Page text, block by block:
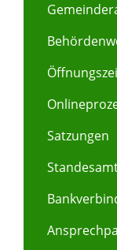
Satzungen